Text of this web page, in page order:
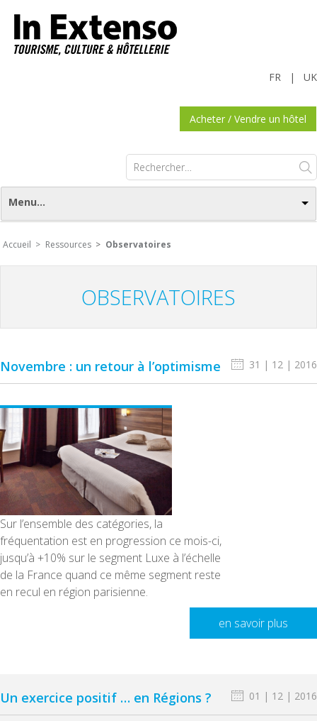
UK
|
FR
Acheter / Vendre un hôtel
Rechercher :
Menu...
Accueil > Ressources > Observatoires
OBSERVATOIRES
Novembre : un retour à l’optimisme 31 | 12 | 2016
Sur l’ensemble des catégories, la
fréquentation est en progression ce mois-ci,
jusqu’à +10% sur le segment Luxe à l’échelle
de la France quand ce même segment reste
en recul en région parisienne.
en savoir plus
Un exercice positif … en Régions ? 01 | 12 | 2016